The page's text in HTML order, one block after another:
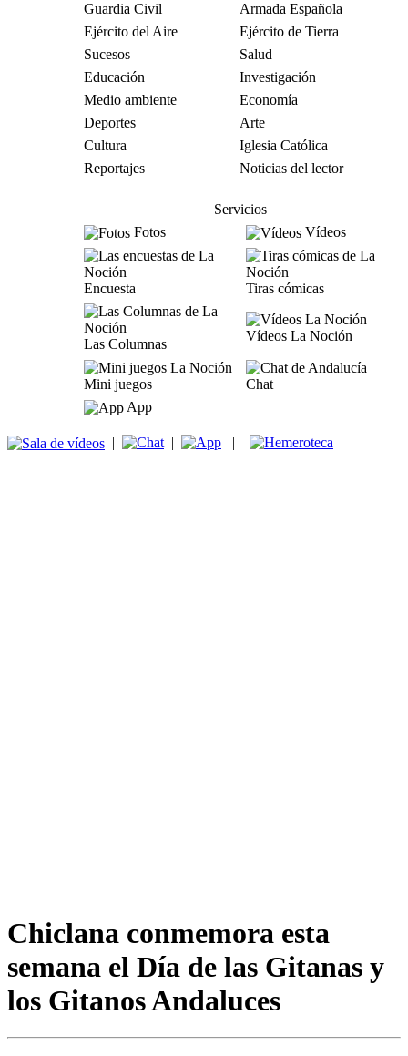
Guardia Civil
Armada Española
Ejército del Aire
Ejército de Tierra
Sucesos
Salud
Educación
Investigación
Medio ambiente
Economía
Deportes
Arte
Cultura
Iglesia Católica
Reportajes
Noticias del lector
Servicios
Fotos
Vídeos
Encuesta Tiras cómicas
Las Columnas
Vídeos La Noción
Mini juegos
Chat
App
| | |
Chiclana conmemora esta
semana el Día de las Gitanas y
los Gitanos Andaluces